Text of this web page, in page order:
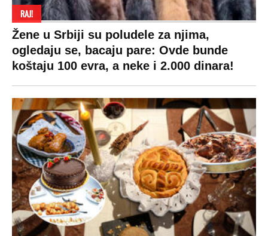
RAJ!
Žene u Srbiji su poludele za njima,
ogledaju se, bacaju pare: Ovde bunde
koštaju 100 evra, a neke i 2.000 dinara!